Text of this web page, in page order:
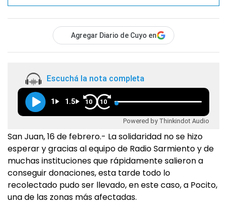
Agregar Diario de Cuyo en
Escuchá la nota completa
1 1.5 10 10
Powered by Thinkindot Audio
San Juan, 16 de febrero.- La solidaridad no se hizo
esperar y gracias al equipo de Radio Sarmiento y de
muchas instituciones que rápidamente salieron a
conseguir donaciones, esta tarde todo lo
recolectado pudo ser llevado, en este caso, a Pocito,
una de las zonas más afectadas.